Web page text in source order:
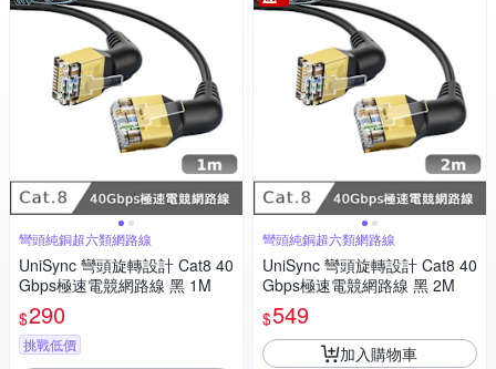
彎頭純銅超六類網路線
UniSync 彎頭旋轉設計 Cat8 40
Gbps極速電競網路線 黑 1M
$290
挑戰低價
彎頭純銅超六類網路線
UniSync 彎頭旋轉設計 Cat8 40
Gbps極速電競網路線 黑 2M
$549
加入購物車